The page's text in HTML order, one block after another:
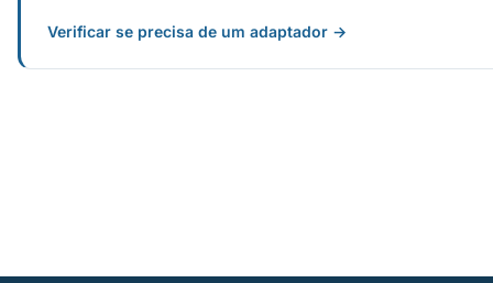
Verificar se precisa de um adaptador →